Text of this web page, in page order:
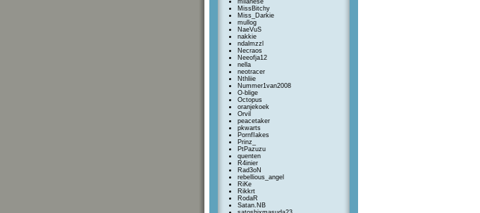
milanese
MissBitchy
Miss_Darkie
mullog
NaeVuS
nakkie
ndalmzzl
Necraos
Neeofja12
nella
neotracer
Nthliie
Nummer1van2008
O-blige
Octopus
oranjekoek
Orvil
peacetaker
pkwarts
PornfIakes
Prinz_
PtPazuzu
quenten
R4inier
Rad3oN
rebellious_angel
RiKe
Rikkrt
RodaR
Satan.NB